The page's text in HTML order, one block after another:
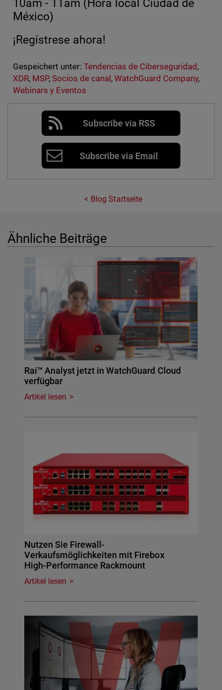
10am - 11am (Hora local Ciudad de
México)
¡Regístrese ahora!
Gespeichert unter: Tendencias de Ciberseguridad,
XDR, MSP, Socios de canal,WatchGuard Company,
Webinars y Eventos
Subscribe via RSS
Subscribe via Email
Blog Startseite
Ähnliche Beiträge
Rai™ Analyst jetzt in WatchGuard Cloud
verfügbar
Artikel lesen
Nutzen Sie Firewall-
Verkaufsmöglichkeiten mit Firebox
High-Performance Rackmount
Artikel lesen